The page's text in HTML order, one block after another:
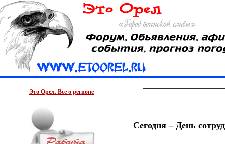
Это Орел. Все о регионе
Сегодня – День